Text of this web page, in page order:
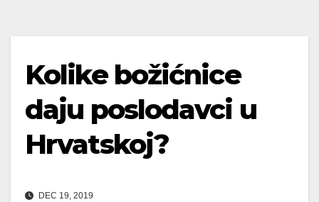
Kolike božićnice
daju poslodavci u
Hrvatskoj?
DEC 19, 2019